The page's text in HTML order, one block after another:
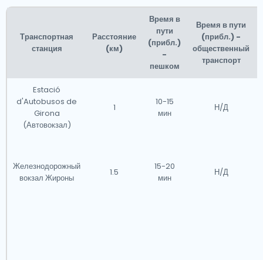
Транспортная
станция
Расстояние
(км)
Время в
пути
(прибл.)
-
пешком
Время в пути
(прибл.) -
общественный
транспорт
Estació
d'Autobusos de
Girona
(Автовокзал)
1
10-15
мин
Н/Д
Железнодорожный
вокзал Жироны
1.5
15-20
мин
Н/Д